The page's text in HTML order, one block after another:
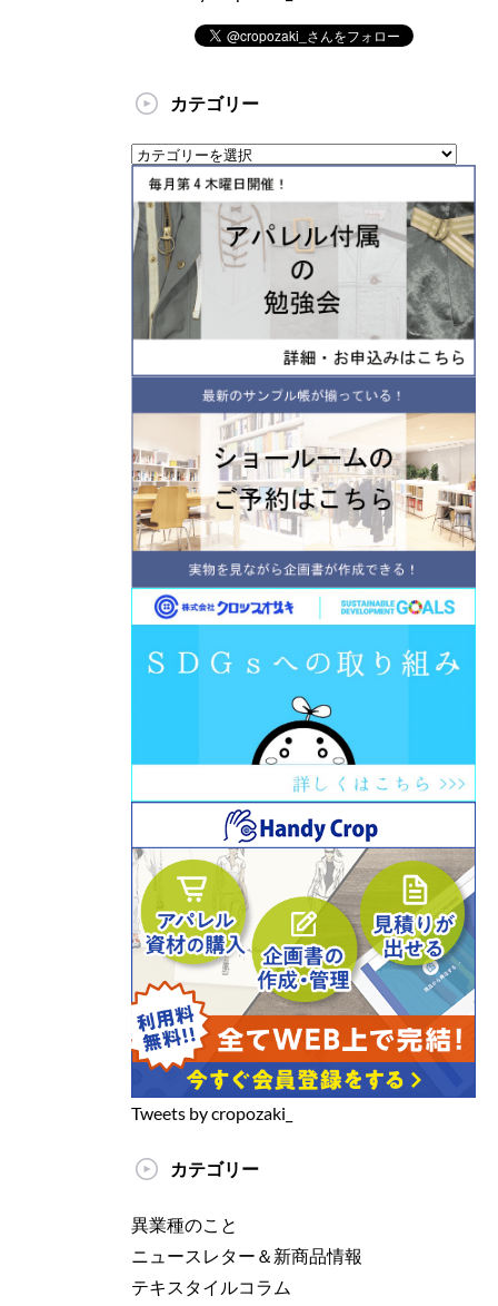
カテゴリー
Tweets by cropozaki_
カテゴリー
異業種のこと
ニュースレター＆新商品情報
テキスタイルコラム